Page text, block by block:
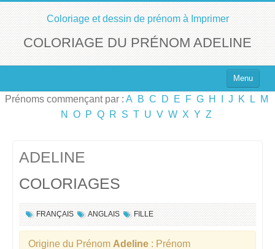
Coloriage et dessin de prénom à Imprimer
COLORIAGE DU PRÉNOM ADELINE
Menu
Top 100 des Prénoms
Prénoms commençant par : A B C D E F G H J K L
M
N
O P Q R S T U V W X Y Z
ADELINE
COLORIAGES
FRANÇAIS ANGLAIS FILLE
Origine du Prénom Adeline : Prénom